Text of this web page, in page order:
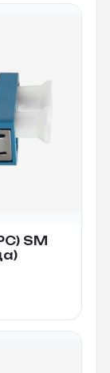
SM